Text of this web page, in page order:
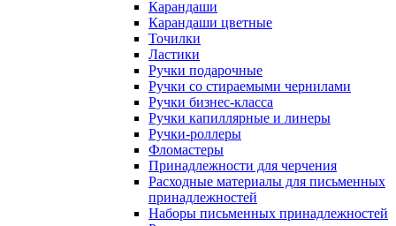
Карандаши
Карандаши цветные
Точилки
Ластики
Ручки подарочные
Ручки со стираемыми чернилами
Ручки бизнес-класса
Ручки капиллярные и линеры
Ручки-роллеры
Фломастеры
Принадлежности для черчения
Расходные материалы для письменных
принадлежностей
Наборы письменных принадлежностей